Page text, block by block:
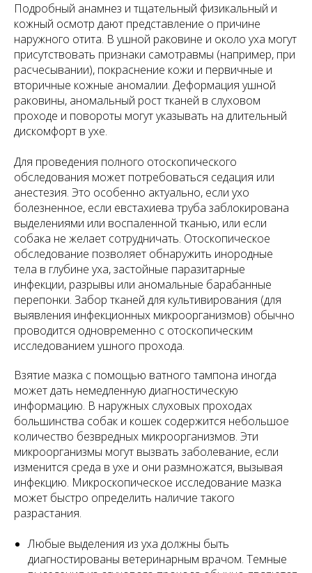
Подробный анамнез и тщательный физикальный и
кожный осмотр дают представление о причине
наружного отита. В ушной раковине и около уха могут
присутствовать признаки самотравмы (например, при
расчесывании), покраснение кожи и первичные и
вторичные кожные аномалии. Деформация ушной
раковины, аномальный рост тканей в слуховом
проходе и повороты могут указывать на длительный
дискомфорт в ухе.
Для проведения полного отоскопического
обследования может потребоваться седация или
анестезия. Это особенно актуально, если ухо
болезненное, если евстахиева труба заблокирована
выделениями или воспаленной тканью, или если
собака не желает сотрудничать. Отоскопическое
обследование позволяет обнаружить инородные
тела в глубине уха, застойные паразитарные
инфекции, разрывы или аномальные барабанные
перепонки. Забор тканей для культивирования (для
выявления инфекционных микроорганизмов) обычно
проводится одновременно с отоскопическим
исследованием ушного прохода.
Взятие мазка с помощью ватного тампона иногда
может дать немедленную диагностическую
информацию. В наружных слуховых проходах
большинства собак и кошек содержится небольшое
количество безвредных микроорганизмов. Эти
микроорганизмы могут вызвать заболевание, если
изменится среда в ухе и они размножатся, вызывая
инфекцию. Микроскопическое исследование мазка
может быстро определить наличие такого
разрастания.
Любые выделения из уха должны быть
диагностированы ветеринарным врачом. Темные